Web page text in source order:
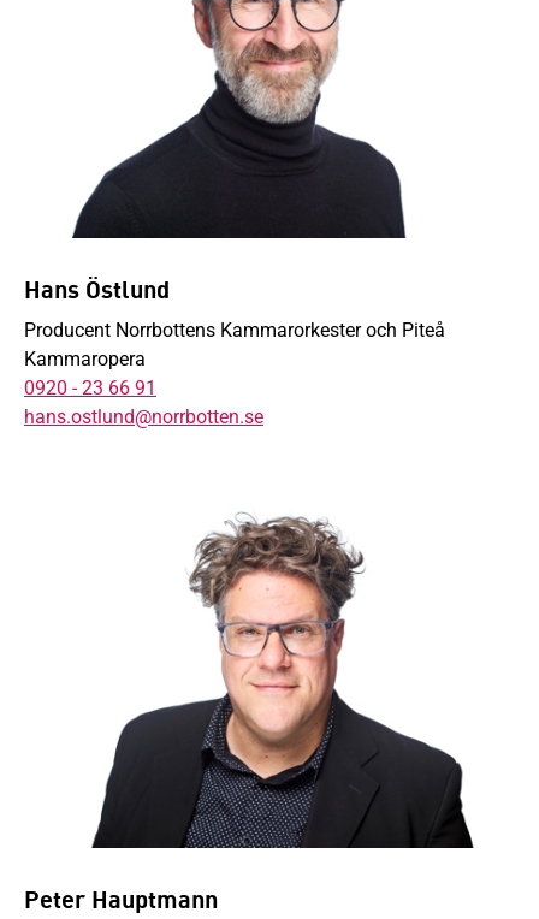
Hans Östlund
Producent Norrbottens Kammarorkester och Piteå
Kammaropera
0920 - 23 66 91
hans.ostlund@norrbotten.se
Peter Hauptmann